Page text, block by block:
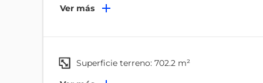
apartamentos, hotel, o proyecto mixto. Se
Velas, Plaza La Quadra, etc. en una zona de
Ver más
superficie terreno: 702.2 m²